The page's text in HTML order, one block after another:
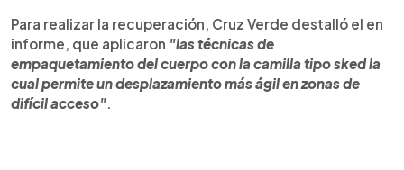
Para realizar la recuperación, Cruz Verde destalló el en
informe, que aplicaron "las técnicas de
empaquetamiento del cuerpo con la camilla tipo sked la
cual permite un desplazamiento más ágil en zonas de
difícil acceso".